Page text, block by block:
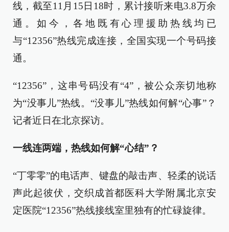
线，截至11月15日18时，累计接听来电3.8万余
通。如今，各地既有心理援助热线均已
与“12356”热线完成连接，全国实现一个号码接
通。
“12356”，这串号码没有“4”，被公众亲切地称
为“没事儿”热线。“没事儿”热线如何解“心事”？
记者近日在北京探访。
一线连两端，热线如何解“心结”？
“丁零零”的电话声、键盘的敲击声、轻柔的说话
声此起彼伏，交织成首都医科大学附属北京安
定医院“12356”热线接线室里独有的忙碌旋律。